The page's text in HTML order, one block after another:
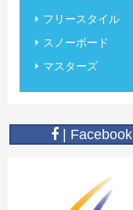
フリースタイル
スノーボード
マスターズ
| Facebook